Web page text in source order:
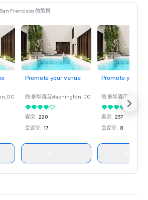
Francisco 的策划
, DC
Promote your venue
的 豪华酒店Washington, DC
客房: 220
会议室: 17
Promote your
的 豪华酒店
客房: 237
会议室: 8